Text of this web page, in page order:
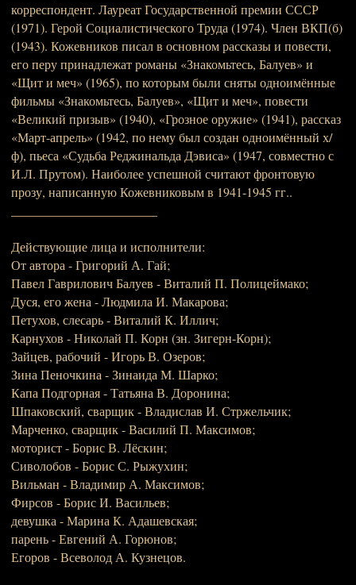
корреспондент. Лауреат Государственной премии СССР
(1971). Герой Социалистического Труда (1974). Член ВКП(б)
(1943). Кожевников писал в основном рассказы и повести,
его перу принадлежат романы «Знакомьтесь, Балуев» и
«Щит и меч» (1965), по которым были сняты одноимённые
фильмы «Знакомьтесь, Балуев», «Щит и меч», повести
«Великий призыв» (1940), «Грозное оружие» (1941), рассказ
«Март-апрель» (1942, по нему был создан одноимённый х/
ф), пьеса «Судьба Реджинальда Дэвиса» (1947, совместно с
И.Л. Прутом). Наиболее успешной считают фронтовую
прозу, написанную Кожевниковым в 1941-1945 гг..
Действующие лица и исполнители:
От автора - Григорий А. Гай;
Павел Гаврилович Балуев - Виталий П. Полицеймако;
Дуся, его жена - Людмила И. Макарова;
Петухов, слесарь - Виталий К. Иллич;
Карнухов - Николай П. Корн (зн. Зигерн-Корн);
Зайцев, рабочий - Игорь В. Озеров;
Зина Пеночкина - Зинаида М. Шарко;
Капа Подгорная - Татьяна В. Доронина;
Шпаковский, сварщик - Владислав И. Стржельчик;
Марченко, сварщик - Василий П. Максимов;
моторист - Борис В. Лёскин;
Сиволобов - Борис С. Рыжухин;
Вильман - Владимир А. Максимов;
Фирсов - Борис И. Васильев;
девушка - Марина К. Адашевская;
парень - Евгений А. Горюнов;
Егоров - Всеволод А. Кузнецов.